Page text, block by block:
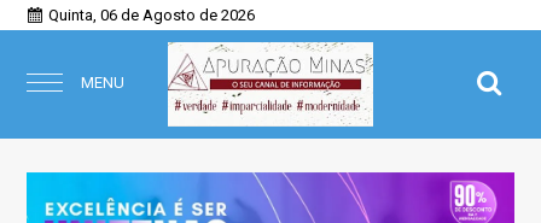
Quinta, 06 de Agosto de 2026
MENU